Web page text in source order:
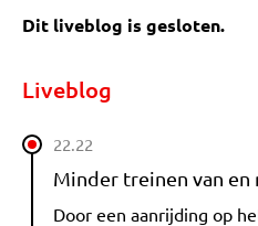
Dit liveblog is gesloten.
Liveblog
22.22
Minder treinen van en
Door een aanrijding op